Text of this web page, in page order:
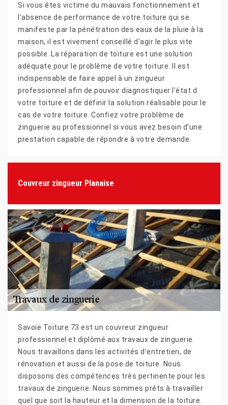
Si vous êtes victime du mauvais fonctionnement et
l’absence de performance de votre toiture qui se
manifeste par la pénétration des eaux de la pluie à la
maison, il est vivement conseillé d’agir le plus vite
possible. La réparation de toiture est une solution
adéquate pour le problème de votre toiture. Il est
indispensable de faire appel à un zingueur
professionnel afin de pouvoir diagnostiquer l’état d
votre toiture et de définir la solution réalisable pour le
cas de votre toiture. Confiez votre problème de
zinguerie au professionnel si vous avez besoin d’une
prestation capable de répondre à votre demande.
Couvreur zingueur Planaise
Savoie Toiture 73 est un couvreur zingueur
professionnel et diplômé aux travaux de zinguerie.
Nous travaillons dans les activités d’entretien, de
rénovation et aussi de la pose de toiture. Nous
disposons des compétences très pertinente pour les
travaux de zinguerie. Nous sommes prêts à travailler
quel que soit la hauteur et la dimension de la toiture.